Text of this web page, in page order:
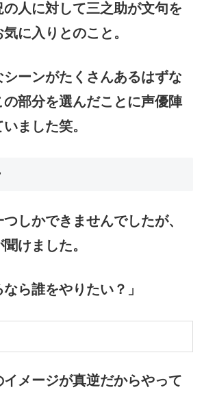
の人に対して三之助が文句を
に入りとのこと。
ーンがたくさんあるはずな
部分を選んだことに声優陣
ました笑。
しかできませんでしたが、
けました。
なら誰をやりたい？」
イメージが真逆だからやって